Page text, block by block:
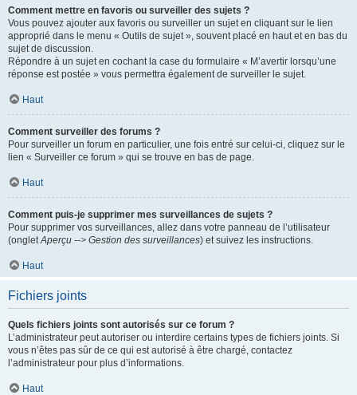
Comment mettre en favoris ou surveiller des sujets ?
Vous pouvez ajouter aux favoris ou surveiller un sujet en cliquant sur le lien
approprié dans le menu « Outils de sujet », souvent placé en haut et en bas du
sujet de discussion.
Répondre à un sujet en cochant la case du formulaire « M’avertir lorsqu’une
réponse est postée » vous permettra également de surveiller le sujet.
Haut
Comment surveiller des forums ?
Pour surveiller un forum en particulier, une fois entré sur celui-ci, cliquez sur le
lien « Surveiller ce forum » qui se trouve en bas de page.
Haut
Comment puis-je supprimer mes surveillances de sujets ?
Pour supprimer vos surveillances, allez dans votre panneau de l’utilisateur
(ongletAperçu --> Gestion des surveillances) et suivez les instructions.
Haut
Fichiers joints
Quels fichiers joints sont autorisés sur ce forum ?
L’administrateur peut autoriser ou interdire certains types de fichiers joints. Si
vous n’êtes pas sûr de ce qui est autorisé à être chargé, contactez
l’administrateur pour plus d’informations.
Haut